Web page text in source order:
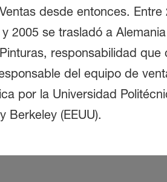
desde entonces. Entre
2005 se trasladó a
responsabilidad que
del equipo de
por la Universidad
Berkeley (EEUU).